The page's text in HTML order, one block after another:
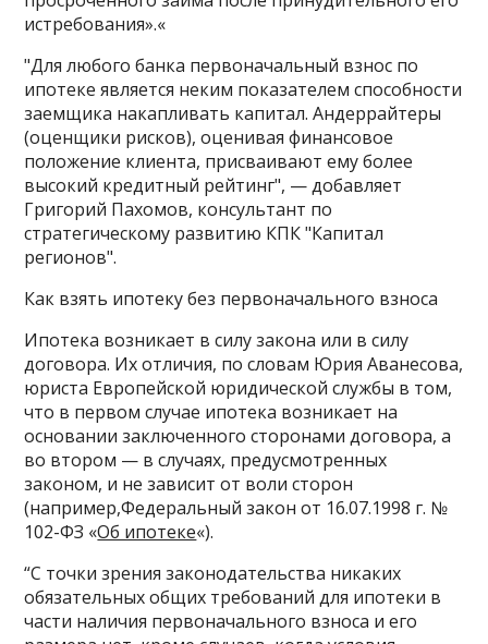
истребования».«
"Для любого банка первоначальный взнос по
ипотеке является неким показателем способности
заемщика накапливать капитал. Андеррайтеры
(оценщики рисков), оценивая финансовое
положение клиента, присваивают ему более
высокий кредитный рейтинг", — добавляет
Григорий Пахомов, консультант по
стратегическому развитию КПК "Капитал
регионов".
Как взять ипотеку без первоначального взноса
Ипотека возникает в силу закона или в силу
договора. Их отличия, по словам Юрия Аванесова,
юриста Европейской юридической службы в том,
что в первом случае ипотека возникает на
основании заключенного сторонами договора, а
во втором — в случаях, предусмотренных
законом, и не зависит от воли сторон
(например,Федеральный закон от 16.07.1998 г. №
102-ФЗ «Об ипотеке«).
“С точки зрения законодательства никаких
обязательных общих требований для ипотеки в
части наличия первоначального взноса и его